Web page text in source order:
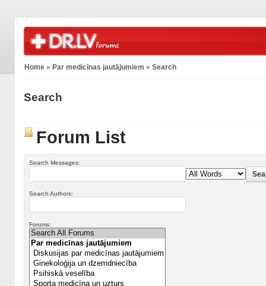
Home » Par medicīnas jautājumiem » Search
Search
Forum List
Search Messages:
Search Authors:
Forums: